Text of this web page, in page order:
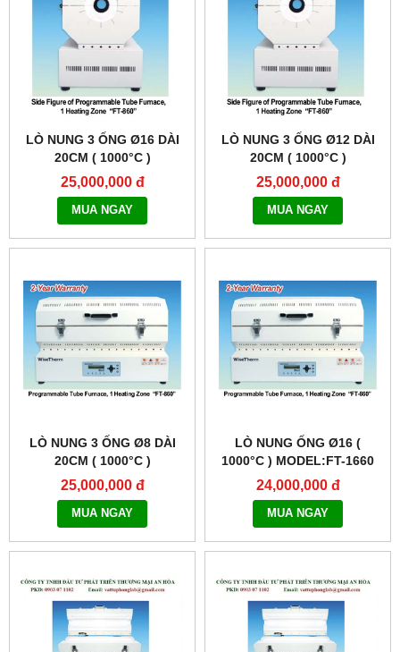
LÒ NUNG 3 ỐNG Ø16 DÀI
20CM ( 1000°C )
25,000,000 đ
MUA NGAY
LÒ NUNG 3 ỐNG Ø12 DÀI
20CM ( 1000°C )
25,000,000 đ
MUA NGAY
LÒ NUNG 3 ỐNG Ø8 DÀI
20CM ( 1000°C )
25,000,000 đ
MUA NGAY
LÒ NUNG ỐNG Ø16 (
1000°C ) MODEL:FT-1660
24,000,000 đ
MUA NGAY